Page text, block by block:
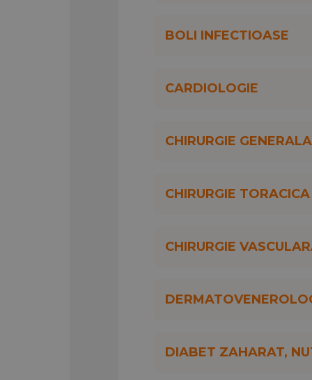
Fise medicale permis de conducere;
Clinica MC Gral Ploiesti a castigat in
BOLI INFECTIOASE
CARDIOLOGIE
CHIRURGIE GENERALA
CHIRURGIE TORACICA
CHIRURGIE
DIABET ZAHARAT,